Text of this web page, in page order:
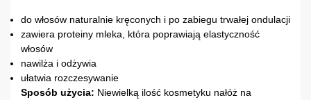
do włosów naturalnie kręconych i po zabiegu trwałej ondulacji
zawiera proteiny mleka, która poprawiają elastyczność
włosów
nawilża i odżywia
ułatwia rozczesywanie
Sposób użycia: Niewielką ilość kosmetyku nałóż na